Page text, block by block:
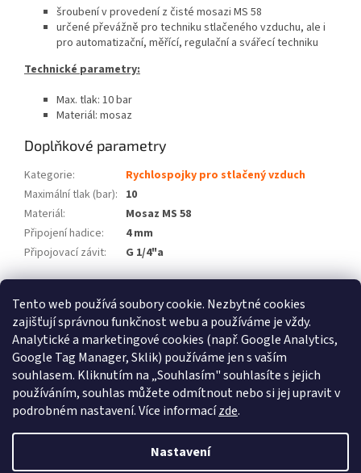
Tento web používá soubory cookie. Nezbytné cookies
zajišťují správnou funkčnost webu a používáme je vždy.
Analytické a marketingové cookies (např. Google Analytics,
Google Tag Manager, Sklik) používáme jen s vaším
souhlasem. Kliknutím na „Souhlasím" souhlasíte s jejich
používáním, souhlas můžete odmítnout nebo si jej upravit v
podrobném nastavení. Více informacízde.
Nastavení
šroubení v provedení z čisté mosazi MS 58
určené převážně pro techniku stlačeného vzduchu, ale i
pro automatizační, měřící, regulační a svářecí techniku
Technické parametry:
Max. tlak: 10 bar
Materiál: mosaz
Doplňkové parametry
Kategorie:
Rychlospojky pro stlačený vzduch
Maximální tlak (bar): 10
Materiál:
Mosaz MS 58
Připojení hadice:
4 mm
Připojovací závit: G 1/4"a
Atlas Copco Schneider Airsystems ATMOS BEKO Technologies
METAL WORK Pneumatic Inaircom
Atlas Copco